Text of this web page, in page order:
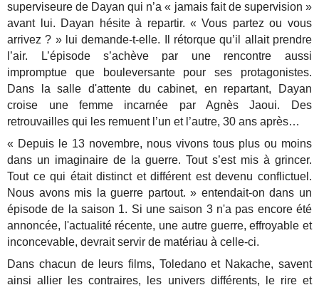
superviseure de Dayan qui n’a « jamais fait de supervision »
avant lui. Dayan hésite à repartir. « Vous partez ou vous
arrivez ? » lui demande-t-elle. Il rétorque qu’il allait prendre
l’air. L’épisode s’achève par une rencontre aussi
impromptue que bouleversante pour ses protagonistes.
Dans la salle d'attente du cabinet, en repartant, Dayan
croise une femme incarnée par Agnès Jaoui. Des
retrouvailles qui les remuent l’un et l’autre, 30 ans après…
« Depuis le 13 novembre, nous vivons tous plus ou moins
dans un imaginaire de la guerre. Tout s’est mis à grincer.
Tout ce qui était distinct et différent est devenu conflictuel.
Nous avons mis la guerre partout. » entendait-on dans un
épisode de la saison 1. Si une saison 3 n'a pas encore été
annoncée, l'actualité récente, une autre guerre, effroyable et
inconcevable, devrait servir de matériau à celle-ci.
Dans chacun de leurs films, Toledano et Nakache, savent
ainsi allier les contraires, les univers différents, le rire et